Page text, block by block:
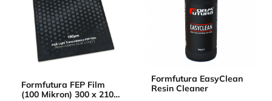
Formfutura FEP Film
(100 Mikron) 300 x 210
Formfutura EasyClean
Resin Cleaner